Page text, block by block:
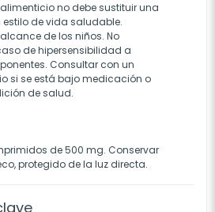
no debe sustituir una
de vida saludable.
de los niños. No
de hipersensibilidad a
Consultar con un
si se está bajo medicación o
de salud.
de 500 mg. Conservar
protegido de la luz directa.